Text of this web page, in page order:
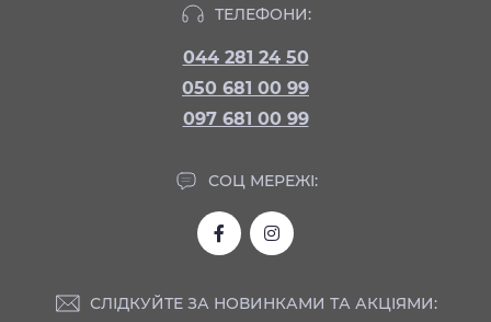
ТЕЛЕФОНИ:
044 281 24 50
050 681 00 99
097 681 00 99
СОЦ МЕРЕЖІ:
СЛІДКУЙТЕ ЗА НОВИНКАМИ ТА АКЦІЯМИ: